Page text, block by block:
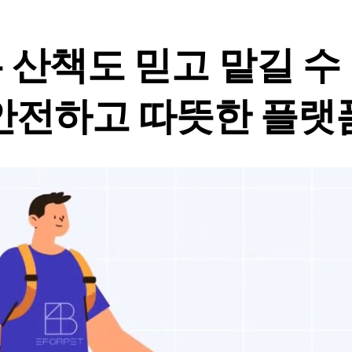
산책도 믿고 맡길 수
전하고 따뜻한 플랫